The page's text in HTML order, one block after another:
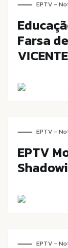
Farsa
VICENTE
EPTV -
EPTV
EPTV -
EPTV -